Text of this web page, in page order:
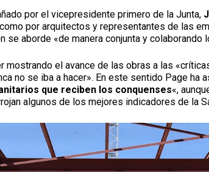
por el vicepresidente primero de la Junta,
por arquitectos y representantes de las
se aborde «de manera conjunta y
mostrando el avance de las obras a las
no se iba a hacer». En este sentido Page ha
que reciben los conquenses«,
algunos de los mejores indicadores de la